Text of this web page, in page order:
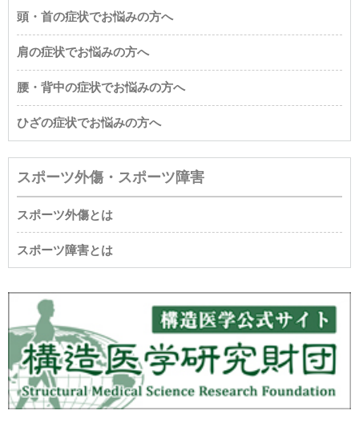
頭・首の症状でお悩みの方へ
肩の症状でお悩みの方へ
腰・背中の症状でお悩みの方へ
ひざの症状でお悩みの方へ
スポーツ外傷・スポーツ障害
スポーツ外傷とは
スポーツ障害とは